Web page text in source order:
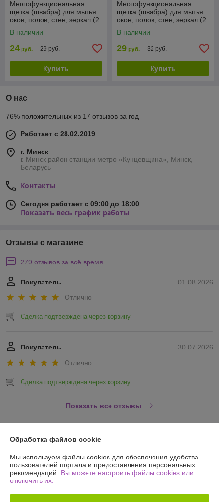
Многофункциональная
щетка (швабра) для мытья
окон, полов, стен, зеркал (2
17х17х21см
В наличии
24 руб. 29 руб.
Купить
Многофункциональная
щетка (швабра) для мытья
окон, полов, стен, зеркал (2
20х20х26см
В наличии
29 руб. 32 руб.
Купить
О нас
76% положительных из 17 отзывов за год
Работает с 28.02.2019
г. Минск
г. Минск район станции метро «Кунцевщина», Минск,
Беларусь
Контакты
Сегодня работает с 09:00 до 18:00
Показать весь график работы
Отзывы о магазине
279 отзывов за всё время
01.08.2026
Покупатель
Отлично
Сделка подтверждена через корзину
30.07.2026
Покупатель
Отлично
Сделка подтверждена через корзину
Показать все отзывы
О нас
Контакты
Доставка и оплата
Обработка файлов cookie
Мы используем файлы cookies для обеспечения удобства
пользователей портала и предоставления персональных
рекомендаций. Вы можете настроить файлы cookies или
отключить их.